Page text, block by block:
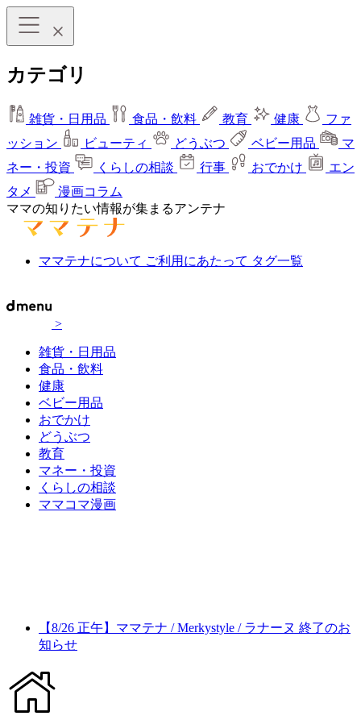
カテゴリ
雑貨・日用品 食品・飲料 教育 健康
ファ
ッション
ビューティ どうぶつ ベビー用品
マ
ネー・投資
くらしの相談 行事 おでかけ
エン
タメ
漫画コラム
ママの知りたい情報が集まるアンテナ
ママテナについて ご利用にあたって タグ一覧
>
雑貨・日用品
食品・飲料
健康
ベビー用品
おでかけ
どうぶつ
教育
マネー・投資
くらしの相談
ママコマ漫画
【8/26 正午】ママテナ / Merkystyle / ラナーヌ 終了のお
知らせ